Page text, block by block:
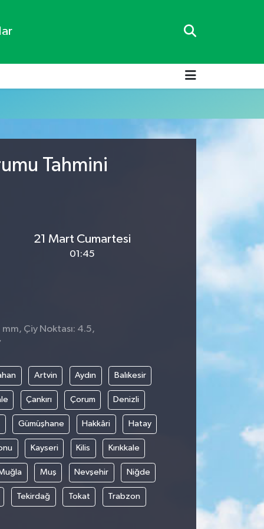
Tahmini
21 Mart Cumartesi
01:45
mm, Çiy Noktası: 4.5,
Artvin Aydın Balıkesir
Çankırı Çorum Denizli
Gümüşhane Hakkâri Hatay
Kayseri Kilis Kırıkkale
Muş Nevşehir Niğde
Tekirdağ Tokat Trabzon